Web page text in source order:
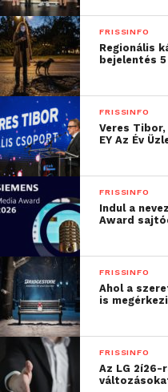
– mondta Wachtler
ügyvezető igazgatója.
FRISSINFO
Regionális
bejelentés
FRISSINFO
Veres
EY Az Év
FRISSINFO
Indul a
Award
FRISSINFO
Ahol a
is
FRISSINFO
Az LG